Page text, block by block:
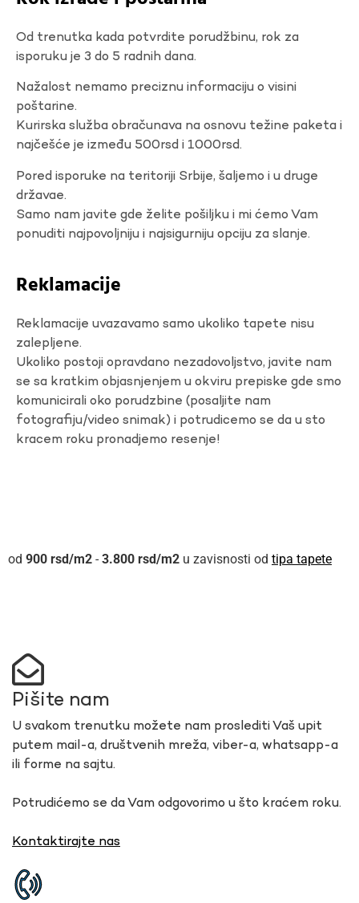
Od trenutka kada potvrdite porudžbinu, rok za
isporuku je 3 do 5 radnih dana.
Nažalost nemamo preciznu informaciju o visini
poštarine.
Kurirska služba obračunava na osnovu težine paketa i
najčešće je između 500rsd i 1000rsd.
Pored isporuke na teritoriji Srbije, šaljemo i u druge
državae.
Samo nam javite gde želite pošiljku i mi ćemo Vam
ponuditi najpovoljniju i najsigurniju opciju za slanje.
Reklamacije
Reklamacije uvazavamo samo ukoliko tapete nisu
zalepljene.
Ukoliko postoji opravdano nezadovoljstvo, javite nam
se sa kratkim objasnjenjem u okviru prepiske gde smo
komunicirali oko porudzbine (posaljite nam
fotografiju/video snimak) i potrudicemo se da u sto
kracem roku pronadjemo resenje!
900 rsd - 3.800 rsd u zavisnosti od tipa tapete
Pišite nam
U svakom trenutku možete nam proslediti Vaš upit
putem mail-a, društvenih mreža, viber-a, whatsapp-a
ili forme na sajtu.
Potrudićemo se da Vam odgovorimo u što kraćem roku.
Kontaktirajte nas